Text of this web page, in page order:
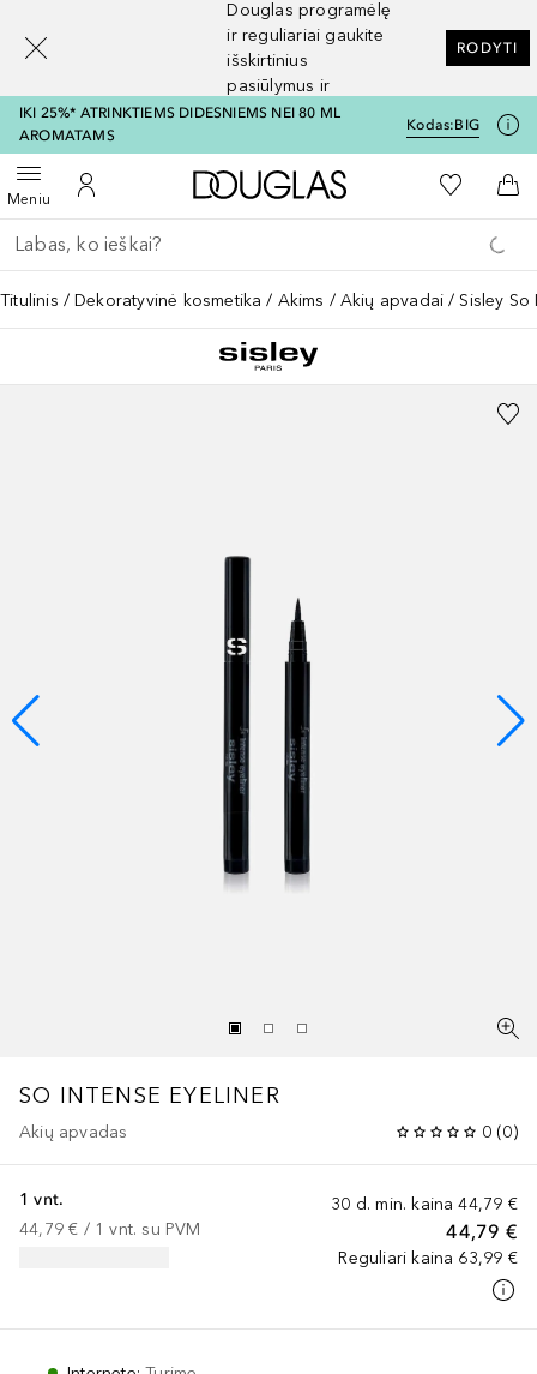
Douglas programėlę
ir reguliariai gaukite
išskirtinius
pasiūlymus ir
nuolaidas
RODYTI
IKI 25%* ATRINKTIEMS DIDESNIEMS NEI 80 ML
AROMATAMS
Kodas:BIG
MeniuAtidaryti meniuĮ mano paskyrą
Į Douglas pagrindinį
Į mano
Į
Grįžk atgal
Vykdykite paiešką
Titulinis Dekoratyvinė kosmetika Akims Akių apvadai Sisley So
SO INTENSE EYELINER
Akių apvadas 0 (0)
30 d. min. kaina 44,79 €
44,79 €
Reguliari kaina 63,99 €
1 vnt.
44,79 € / 1 vnt. su PVM
[navigation.slideout.screenreader]